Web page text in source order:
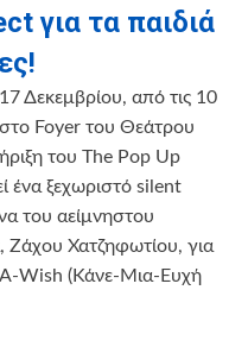
για τα παιδιά
Δεκεμβρίου, από τις 10
Foyer του Θεάτρου
του The Pop Up
ένα ξεχωριστό silent
του αείμνηστου
Χατζηφωτίου, για
A-Wish (Κάνε-Μια-Ευχή